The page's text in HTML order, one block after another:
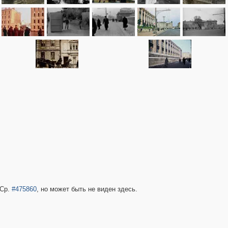
#475860, но может быть не виден здесь.